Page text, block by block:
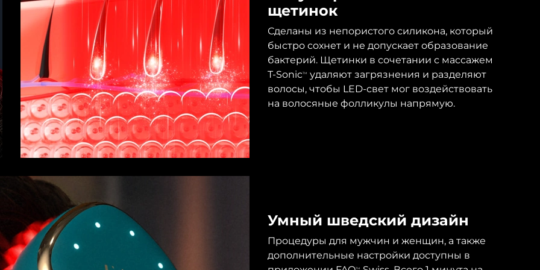
щетинок
Сделаны из непористого силикона, который
быстро сохнет и не допускает образование
бактерий. Щетинки в сочетании с массажем
T-SonicTM
удаляют загрязнения и разделяют
волосы, чтобы LED-свет мог воздействовать
на волосяные фолликулы напрямую.
Умный шведский дизайн
Процедуры для мужчин и женщин, а также
дополнительные настройки доступны в
TM